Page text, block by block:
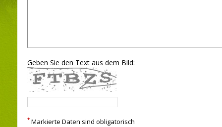
Geben Sie den Text aus dem Bild:
* Markierte Daten sind obligatorisch